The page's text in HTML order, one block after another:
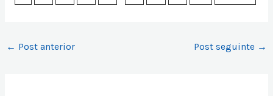
← Post anterior Post seguinte →